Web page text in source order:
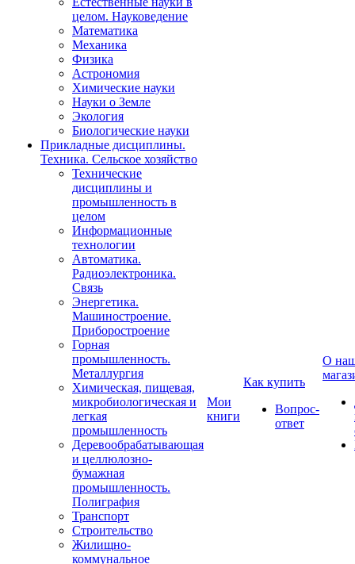
целом. Науковедение
Математика
Механика
Физика
Астрономия
Химические науки
Науки о Земле
Экология
Биологические науки
Прикладные дисциплины.
Техника. Сельское хозяйство
Технические
дисциплины и
промышленность в
целом
Информационные
технологии
Автоматика.
Радиоэлектроника.
Связь
Энергетика.
Машиностроение.
Приборостроение
Горная
промышленность.
Металлургия
Химическая, пищевая,
микробиологическая и
легкая
промышленность
Деревообрабатывающая
и целлюлозно-
бумажная
промышленность.
Полиграфия
Транспорт
Строительство
Жилищно-
коммунальное
Мои
книги
Как купить
Вопрос-
ответ
О